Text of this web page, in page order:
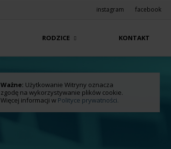
Ważne: Użytkowanie Witryny oznacza
zgodę na wykorzystywanie plików cookie.
Więcej informacji w Polityce prywatności.
instagram facebook
RODZICE KONTAKT